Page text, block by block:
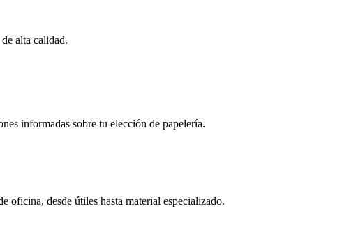
alta calidad.
informadas sobre tu elección de papelería.
oficina, desde útiles hasta material especializado.